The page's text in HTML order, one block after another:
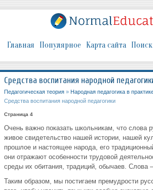
Главная Популярное Карта сайта Поиск
Средства воспитания народной
Педагогическая теория » Народная педагогика в
Средства воспитания народной педагогики
Страница 4
Очень важно показать школьникам, что слова
живое свидетельство нашей истории, нашей
прошлое и настоящее народа, его
они отражают особенности трудовой
среды их обитания, традиций, обычаев. Слова
Таким образом, мы постигаем премудрости